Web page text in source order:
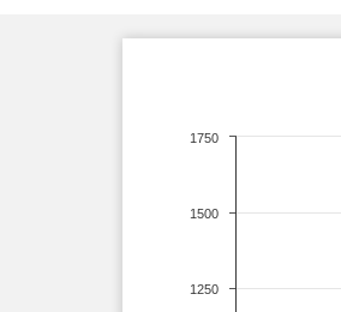
1250
1500
1750